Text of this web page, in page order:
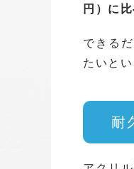
円）に
できる
たいと
耐